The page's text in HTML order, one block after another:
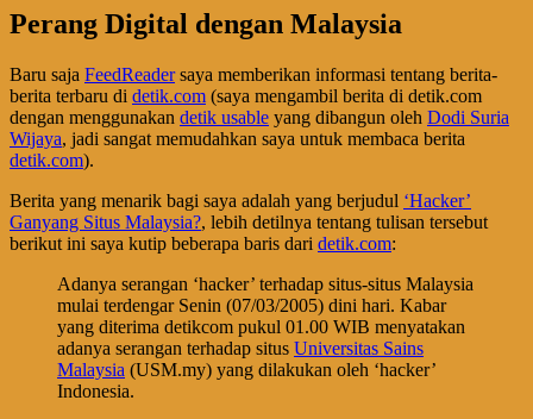
Perang Digital dengan Malaysia
Baru saja FeedReadersaya memberikan informasi tentang berita-
berita terbaru di detik.com (saya mengambil berita di detik.com
dengan menggunakan detik usable yang dibangun oleh Dodi Suria
Wijaya, jadi sangat memudahkan saya untuk membaca berita
detik.com).
Berita yang menarik bagi saya adalah yang berjudul ‘Hacker’
Ganyang Situs Malaysia?, lebih detilnya tentang tulisan tersebut
berikut ini saya kutip beberapa baris dari detik.com:
Adanya serangan ‘hacker’ terhadap situs-situs Malaysia
mulai terdengar Senin (07/03/2005) dini hari. Kabar
yang diterima detikcom pukul 01.00 WIB menyatakan
adanya serangan terhadap situs Universitas Sains
Malaysia (USM.my) yang dilakukan oleh ‘hacker’
Indonesia.